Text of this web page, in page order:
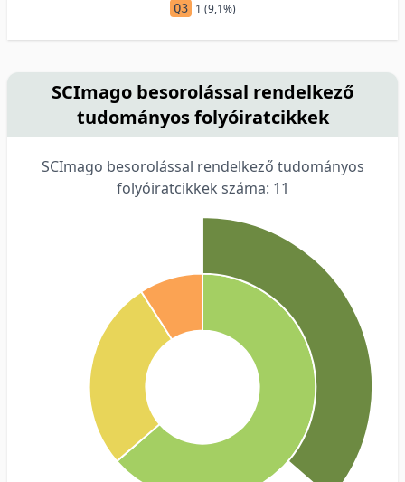
Q3 1 (9,1%)
SCImago besorolással rendelkező
tudományos folyóiratcikkek
SCImago besorolással rendelkező tudományos
folyóiratcikkek száma: 11